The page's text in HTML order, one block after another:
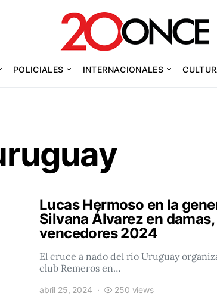
POLICIALES INTERNACIONALES
Lucas Hermoso en la
Silvana Álvarez en
vencedores 2024
El cruce a nado del río Uruguay
club Remeros en…
abril 25, 2024 250 views